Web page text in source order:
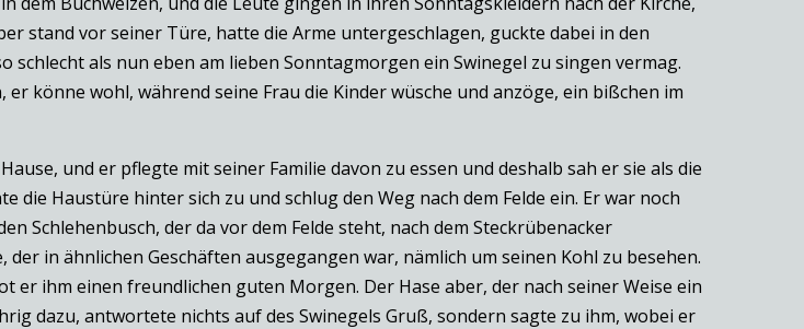
stand vor seiner Türe, hatte die Arme untergeschlagen, guckte dabei in den
als nun eben am lieben Sonntagmorgen ein Swinegel zu singen vermag.
könne wohl, während seine Frau die Kinder wüsche und anzöge, ein bißchen im
und er pflegte mit seiner Familie davon zu essen und deshalb sah er sie als die
die Haustüre hinter sich zu und schlug den Weg nach dem Felde ein. Er war noch
Schlehenbusch, der da vor dem Felde steht, nach dem Steckrübenacker
in ähnlichen Geschäften ausgegangen war, nämlich um seinen Kohl zu besehen.
er ihm einen freundlichen guten Morgen. Der Hase aber, der nach seiner Weise ein
dazu, antwortete nichts auf des Swinegels Gruß, sondern sagte zu ihm, wobei er